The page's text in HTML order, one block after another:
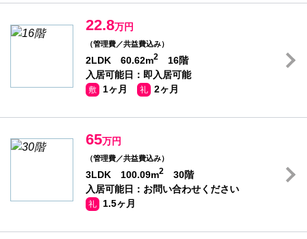
22.8万円
（管理費／共益費込み）
2LDK 60.62m2
16階
入居可能日：即入居可能
敷 1ヶ月 礼 2ヶ月
65万円
（管理費／共益費込み）
3LDK 100.09m2
30階
入居可能日：お問い合わせください
礼 1.5ヶ月